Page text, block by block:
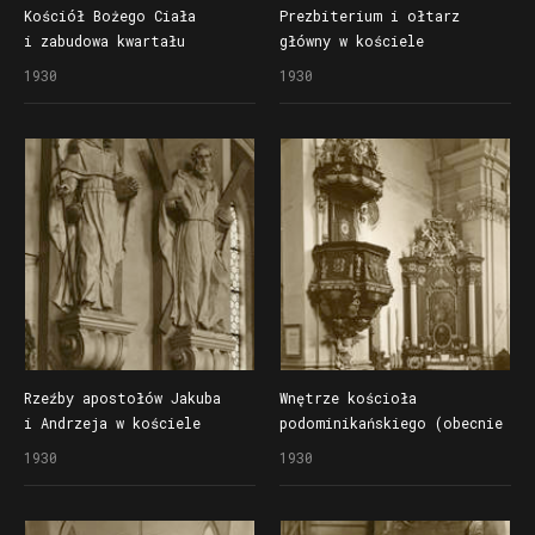
Kościół Bożego Ciała
i zabudowa kwartału
1930
Prezbiterium i ołtarz
główny w kościele
1930
Rzeźby apostołów Jakuba
i Andrzeja w kościele
1930
Wnętrze kościoła
podominikańskiego (obecnie
1930